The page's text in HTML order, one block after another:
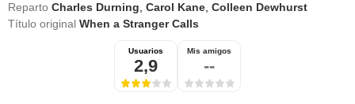
Reparto Charles Durning Carol Kane Colleen Dewhurst
Título original When a Stranger Calls
Usuarios
2,9
Mis amigos
--